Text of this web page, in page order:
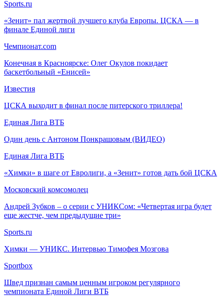
Sports.ru
«Зенит» пал жертвой лучшего клуба Европы. ЦСКА — в
финале Единой лиги
Чемпионат.com
Конечная в Красноярске: Олег Окулов покидает
баскетбольный «Енисей»
Известия
ЦСКА выходит в финал после питерского триллера!
Единая Лига ВТБ
Один день с Антоном Понкрашовым (ВИДЕО)
Единая Лига ВТБ
«Химки» в шаге от Евролиги, а «Зенит» готов дать бой ЦСКА
Московский комсомолец
Андрей Зубков – о серии с УНИКСом: «Четвертая игра будет
еще жестче, чем предыдущие три»
Sports.ru
Химки — УНИКС. Интервью Тимофея Мозгова
Sportbox
Швед признан самым ценным игроком регулярного
чемпионата Единой Лиги ВТБ